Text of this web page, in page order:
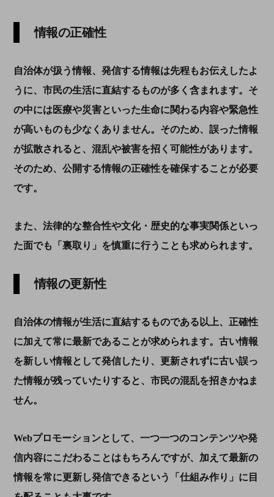
情報の正確性
自治体が扱う情報、発信する情報は先程もお伝えしたよ
うに、市民の生活に直結するものが多く含まれます。そ
の中には医療や災害といった生命に関わる内容や緊急性
が高いものも少なくありません。そのため、誤った情報
が拡散されると、混乱や被害を招く可能性があります。
そのため、公開する情報の正確性を確保することが必要
です。
また、法律的な整合性や文化・歴史的な事実関係といっ
た面でも「裏取り」を慎重に行うことも求められます。
情報の更新性
自治体の情報が生活に直結するものである以上、正確性
に加えて常に最新であることが求められます。古い情報
を新しい情報として発信したり、更新されずに古い誤っ
た情報が残っていたりすると、市民の混乱を招きかねま
せん。
Webプロモーションとして、一つ一つのコンテンツや発
信内容にこだわることはもちろんですが、加えて最新の
情報を常に更新し発信できるという「仕組み作り」に目